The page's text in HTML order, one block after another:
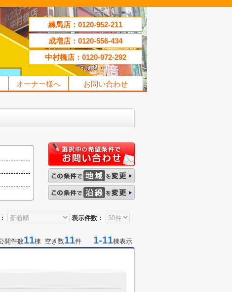
練馬店：0120-952-211
成増店：0120-556-434
中村橋店：0120-972-292
オーナー様へ お問い合わせ
表示件数：
開件数11棟 空き数11件 1-11棟表示